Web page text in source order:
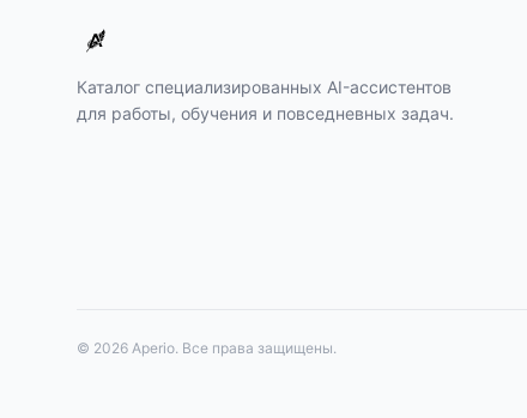
Каталог специализированных AI-ассистентов
для работы, обучения и повседневных задач.
© 2026 Aperio. Все права защищены.